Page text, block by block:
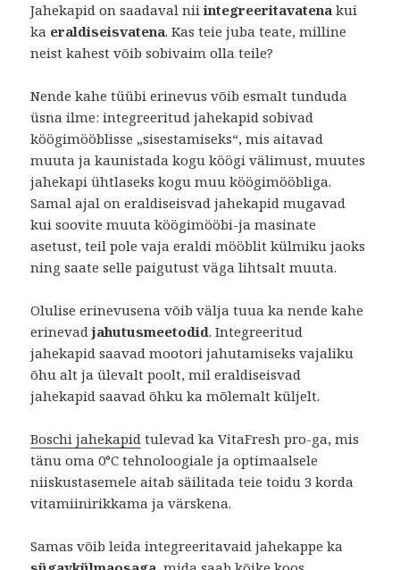
Jahekapid on saadaval niiintegreeritavatena kui
ka eraldiseisvatena. Kas teie juba teate, milline
neist kahest võib sobivaim olla teile?
Nende kahe tüübi erinevus võib esmalt tunduda
üsna ilme: integreeritud jahekapid sobivad
köögimööblisse „sisestamiseks“, mis aitavad
muuta ja kaunistada kogu köögi välimust, muutes
jahekapi ühtlaseks kogu muu köögimööbliga.
Samal ajal on eraldiseisvad jahekapid mugavad
kui soovite muuta köögimööbi-ja masinate
asetust, teil pole vaja eraldi mööblit külmiku jaoks
ning saate selle paigutust väga lihtsalt muuta.
Olulise erinevusena võib välja tuua ka nende kahe
erinevadjahutusmeetodid. Integreeritud
jahekapid saavad mootori jahutamiseks vajaliku
õhu alt ja ülevalt poolt, mil eraldiseisvad
jahekapid saavad õhku ka mõlemalt küljelt.
Boschi jahekapid tulevad ka VitaFresh pro-ga, mis
tänu oma 0°C tehnoloogiale ja optimaalsele
niiskustasemele aitab säilitada teie toidu 3 korda
vitamiinirikkama ja värskena.
Samas võib leida integreeritavaid jahekappe ka